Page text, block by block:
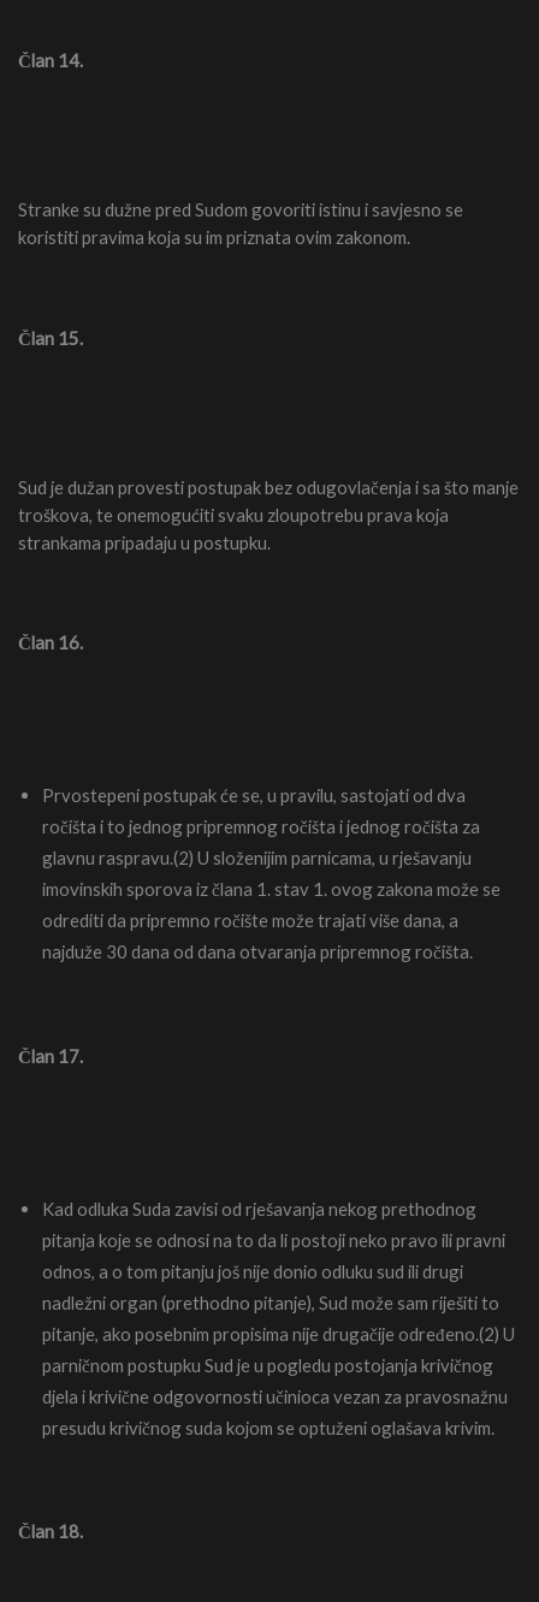
Član 14.
Stranke su dužne pred Sudom govoriti istinu i savjesno se
koristiti pravima koja su im priznata ovim zakonom.
Član 15.
Sud je dužan provesti postupak bez odugovlačenja i sa što manje
troškova, te onemogućiti svaku zloupotrebu prava koja
strankama pripadaju u postupku.
Član 16.
Prvostepeni postupak će se, u pravilu, sastojati od dva
ročišta i to jednog pripremnog ročišta i jednog ročišta za
glavnu raspravu.(2) U složenijim parnicama, u rješavanju
imovinskih sporova iz člana 1. stav 1. ovog zakona može se
odrediti da pripremno ročište može trajati više dana, a
najduže 30 dana od dana otvaranja pripremnog ročišta.
Član 17.
Kad odluka Suda zavisi od rješavanja nekog prethodnog
pitanja koje se odnosi na to da li postoji neko pravo ili pravni
odnos, a o tom pitanju još nije donio odluku sud ili drugi
nadležni organ (prethodno pitanje), Sud može sam riješiti to
pitanje, ako posebnim propisima nije drugačije određeno.(2) U
parničnom postupku Sud je u pogledu postojanja krivičnog
djela i krivične odgovornosti učinioca vezan za pravosnažnu
presudu krivičnog suda kojom se optuženi oglašava krivim.
Član 18.